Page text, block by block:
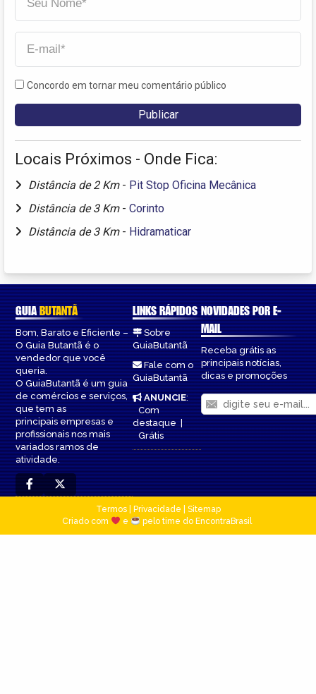
Concordo em tornar meu comentário público
Locais Próximos - Onde Fica:
Distância de 2 Km - Pit Stop Oficina Mecânica
Distância de 3 Km - Corinto
Distância de 3 Km - Hidramaticar
GUIABUTANTÃ
Bom, Barato e Eficiente –
O Guia Butantã é o
vendedor que você
queria.
O GuiaButantã é um guia
de comércios e serviços,
que tem as
principais empresas e
profissionais nos mais
variados ramos de
atividade.
LINKS RÁPIDOS
Sobre
GuiaButantã
Fale com o
GuiaButantã
ANUNCIE:
Com
destaque|
Grátis
NOVIDADES POR E-
MAIL
Receba grátis as
principais notícias,
dicas e promoções
Termos| Privacidade
Sitemap
Criado com
e pelo time do EncontraBrasil